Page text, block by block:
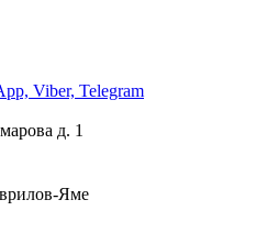
Viber, Telegram
д. 1
Яме